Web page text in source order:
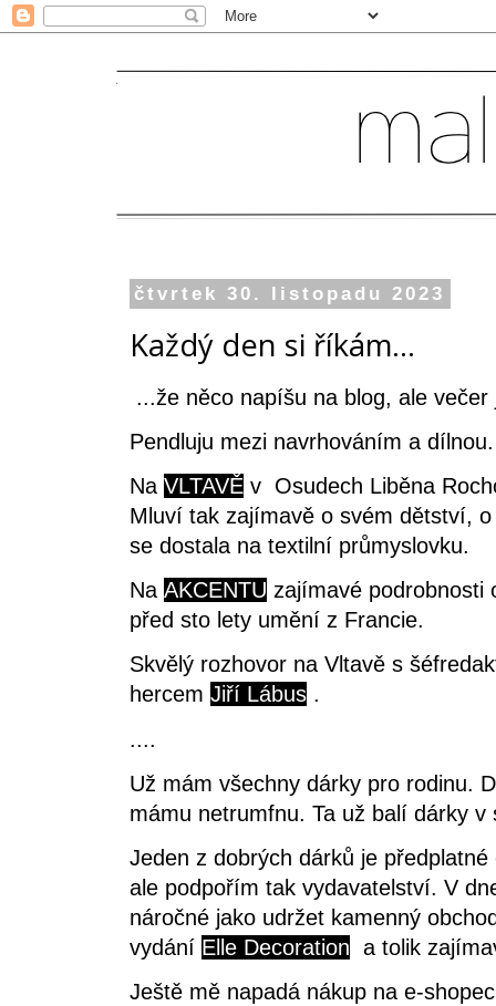
čtvrtek 30. listopadu 2023
Každý den si říkám...
...že něco napíšu na blog, ale
Pendluju mezi navrhováním a
Na VLTAVĚ v Osudech Liběna
Mluví tak zajímavě o svém dětství,
se dostala na textilní průmyslovku.
Na AKCENTU zajímavé podrobnosti
před sto lety umění z Francie.
Skvělý rozhovor na Vltavě s
hercem Jiří Lábus .
....
Už mám všechny dárky pro rodinu.
mámu netrumfnu. Ta už balí dárky
Jeden z dobrých dárků je
ale podpořím tak vydavatelství. V
náročné jako udržet kamenný
vydání Elle Decoration a tolik
Ještě mě napadá nákup na e-